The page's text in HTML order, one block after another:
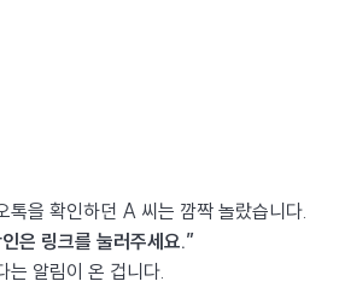
톡을 확인하던 A 씨는 깜짝 놀랐습니다.
은 링크를 눌러주세요.”
는 알림이 온 겁니다.